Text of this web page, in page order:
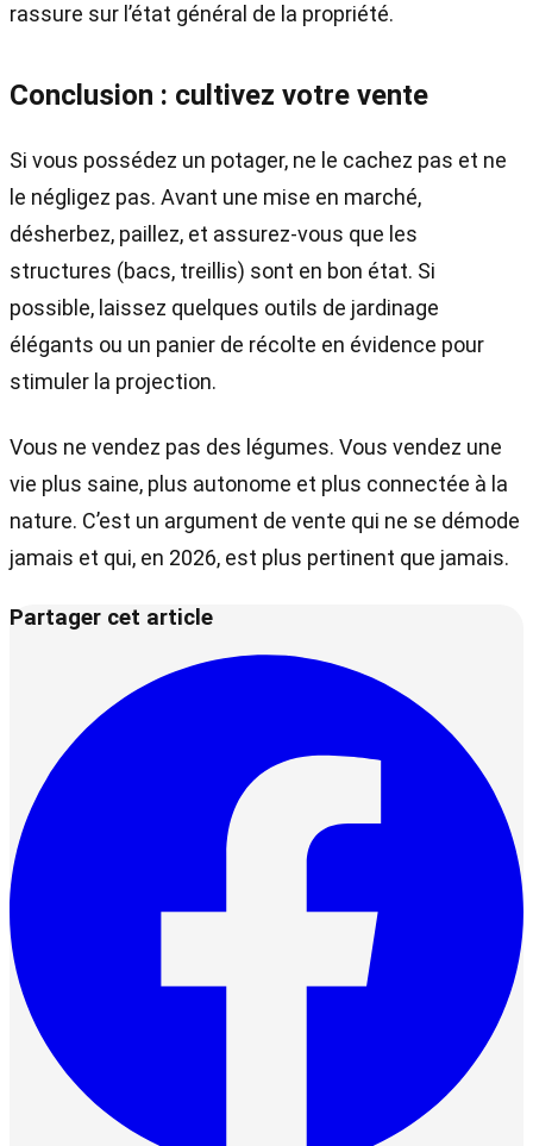
rassure sur l’état général de la propriété.
Conclusion : cultivez votre vente
Si vous possédez un potager, ne le cachez pas et ne
le négligez pas. Avant une mise en marché,
désherbez, paillez, et assurez-vous que les
structures (bacs, treillis) sont en bon état. Si
possible, laissez quelques outils de jardinage
élégants ou un panier de récolte en évidence pour
stimuler la projection.
Vous ne vendez pas des légumes. Vous vendez une
vie plus saine, plus autonome et plus connectée à la
nature. C’est un argument de vente qui ne se démode
jamais et qui, en 2026, est plus pertinent que jamais.
Partager cet article